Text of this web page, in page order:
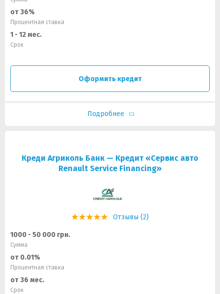
от 36%
Процентная ставка
1 - 12 мес.
Срок
Оформить кредит
Подробнее
Креди Агриколь Банк — Кредит «Сервис авто
Renault Service Financing»
Отзывы (2)
1000 - 50 000 грн.
Сумма
от 0.01%
Процентная ставка
от 36 мес.
Срок